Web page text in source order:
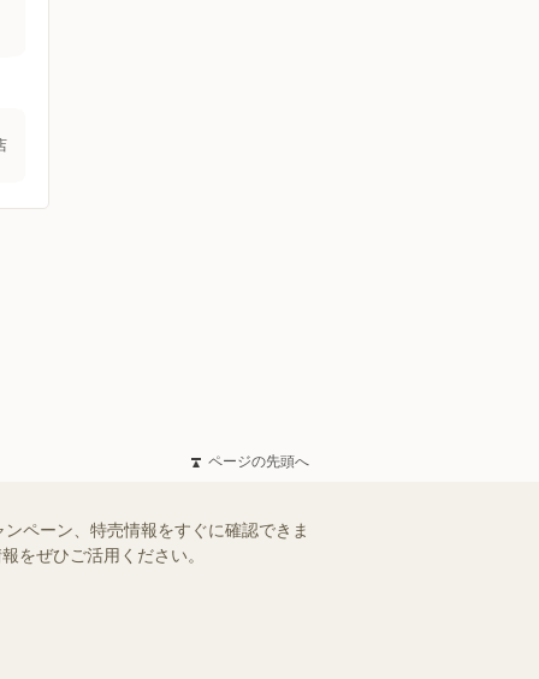
ページの先頭へ
ペーン、特売情報をすぐに確認できま
をぜひご活用ください。